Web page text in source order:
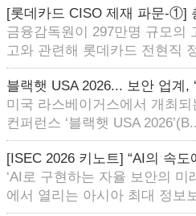
[롯데카드 CISO 제재 파문-①]
금융감독원이 297만명 규모의
고와 관련해 롯데카드 전현직
블랙햇 USA 2026... 보안 업계,
미국 라스베이거스에서 개최
컨퍼런스 ‘블랙햇 USA
[ISEC 2026 키노트] “AI의 속도
‘AI로 구현하는 자율 보안의 미
에서 열리는 아시아 최대 정보